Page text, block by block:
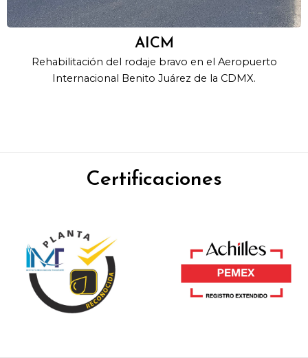
AICM
Rehabilitación del rodaje bravo en el Aeropuerto
Internacional Benito Juárez de la CDMX.
Certificaciones